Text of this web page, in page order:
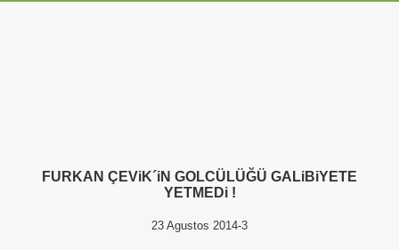
FURKAN ÇEViK´iN GOLCÜLÜĞÜ GALiBiYETE
YETMEDi !
23 Agustos 2014-3